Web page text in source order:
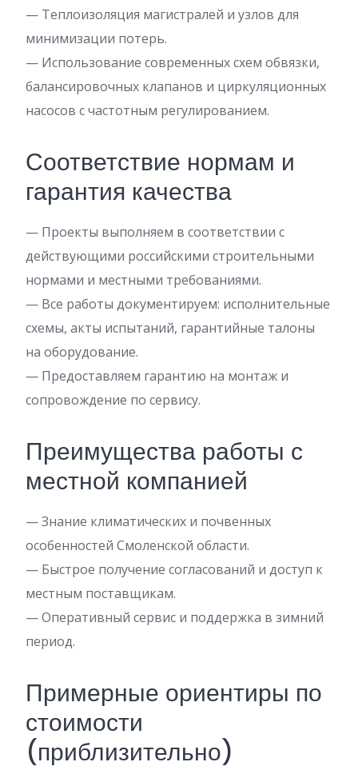
— Теплоизоляция магистралей и узлов для
минимизации потерь.
— Использование современных схем обвязки,
балансировочных клапанов и циркуляционных
насосов с частотным регулированием.
Соответствие нормам и
гарантия качества
— Проекты выполняем в соответствии с
действующими российскими строительными
нормами и местными требованиями.
— Все работы документируем: исполнительные
схемы, акты испытаний, гарантийные талоны
на оборудование.
— Предоставляем гарантию на монтаж и
сопровождение по сервису.
Преимущества работы с
местной компанией
— Знание климатических и почвенных
особенностей Смоленской области.
— Быстрое получение согласований и доступ к
местным поставщикам.
— Оперативный сервис и поддержка в зимний
период.
Примерные ориентиры по
стоимости
(приблизительно)